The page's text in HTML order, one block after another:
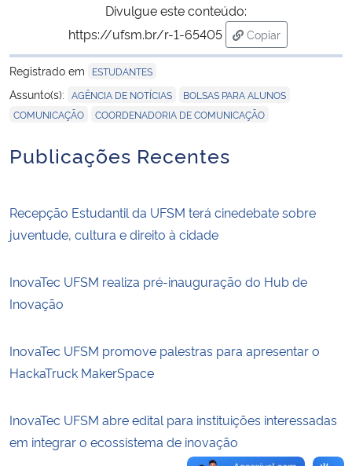
Controladoria-Geral da União
Ministério da Mulher, da Família e dos Direitos Humanos
Secretaria-Geral
Gabinete de Segurança Institucional
Advocacia-Geral da União
Planalto
Divulgue este conteúdo:
https://ufsm.br/r-1-65405
Copiar
para área de
Registrado em
ESTUDANTES
Assunto(s): AGÊNCIA DE NOTÍCIAS BOLSAS PARA ALUNOS
COMUNICAÇÃO COORDENADORIA DE COMUNICAÇÃO
Publicações Recentes
Recepção Estudantil da UFSM terá cinedebate sobre
juventude, cultura e direito à cidade
InovaTec UFSM realiza pré-inauguração do Hub de
Inovação
InovaTec UFSM promove palestras para apresentar o
HackaTruck MakerSpace
InovaTec UFSM abre edital para instituições interessadas
em integrar o ecossistema de inovação